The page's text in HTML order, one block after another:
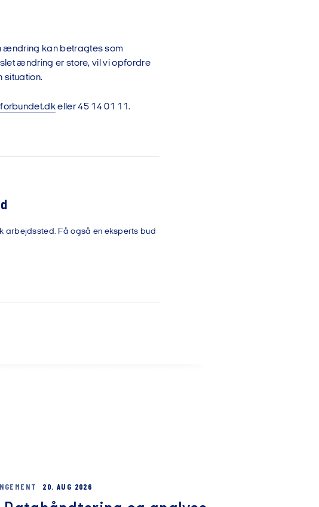
ændring kan betragtes som
ændring er store, vil vi opfordre
situation.
eller 45 14 01 11.
arbejdssted. Få også en eksperts bud
20. AUG 2026